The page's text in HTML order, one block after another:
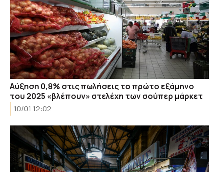
Αύξηση 0,8% στις πωλήσεις το πρώτο εξάμηνο
του 2025 «βλέπουν» στελέχη των σούπερ μάρκετ
10/01 12:02